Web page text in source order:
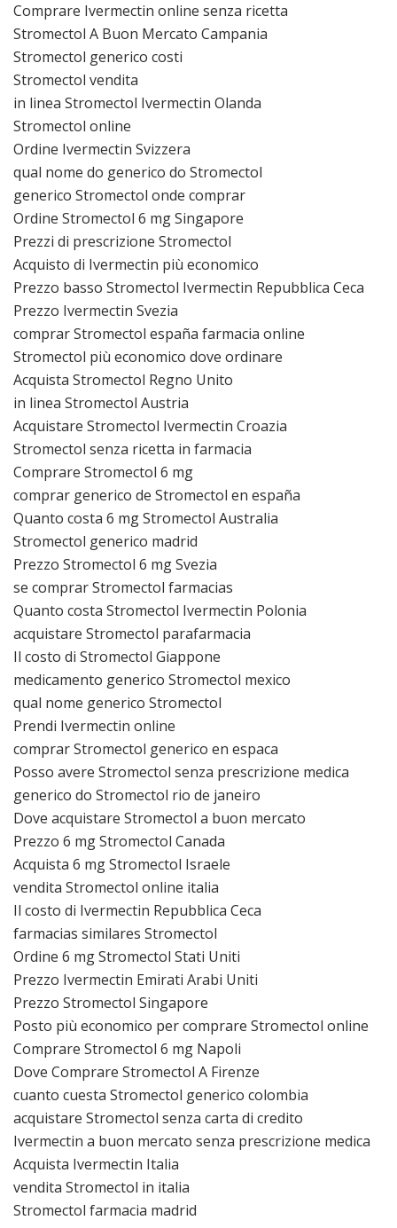
Comprare Ivermectin online senza ricetta
Stromectol A Buon Mercato Campania
Stromectol generico costi
Stromectol vendita
in linea Stromectol Ivermectin Olanda
Stromectol online
Ordine Ivermectin Svizzera
qual nome do generico do Stromectol
generico Stromectol onde comprar
Ordine Stromectol 6 mg Singapore
Prezzi di prescrizione Stromectol
Acquisto di Ivermectin più economico
Prezzo basso Stromectol Ivermectin Repubblica Ceca
Prezzo Ivermectin Svezia
comprar Stromectol españa farmacia online
Stromectol più economico dove ordinare
Acquista Stromectol Regno Unito
in linea Stromectol Austria
Acquistare Stromectol Ivermectin Croazia
Stromectol senza ricetta in farmacia
Comprare Stromectol 6 mg
comprar generico de Stromectol en españa
Quanto costa 6 mg Stromectol Australia
Stromectol generico madrid
Prezzo Stromectol 6 mg Svezia
se comprar Stromectol farmacias
Quanto costa Stromectol Ivermectin Polonia
acquistare Stromectol parafarmacia
Il costo di Stromectol Giappone
medicamento generico Stromectol mexico
qual nome generico Stromectol
Prendi Ivermectin online
comprar Stromectol generico en espaсa
Posso avere Stromectol senza prescrizione medica
generico do Stromectol rio de janeiro
Dove acquistare Stromectol a buon mercato
Prezzo 6 mg Stromectol Canada
Acquista 6 mg Stromectol Israele
vendita Stromectol online italia
Il costo di Ivermectin Repubblica Ceca
farmacias similares Stromectol
Ordine 6 mg Stromectol Stati Uniti
Prezzo Ivermectin Emirati Arabi Uniti
Prezzo Stromectol Singapore
Posto più economico per comprare Stromectol online
Comprare Stromectol 6 mg Napoli
Dove Comprare Stromectol A Firenze
cuanto cuesta Stromectol generico colombia
acquistare Stromectol senza carta di credito
Ivermectin a buon mercato senza prescrizione medica
Acquista Ivermectin Italia
vendita Stromectol in italia
Stromectol farmacia madrid